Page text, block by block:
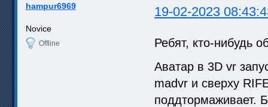
hampur6969 19-02-2023
Novice
Offline
Ребят, кто-нибудь
Аватар в 3D vr
madvr и сверху
поддтормаживает.